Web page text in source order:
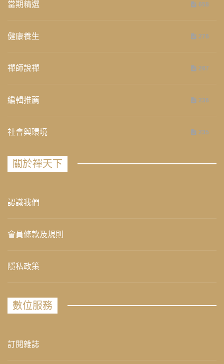
當期精選 658
健康養生 276
禪師說禪 267
編輯推薦 236
社會與環境 235
關於禪天下
認識我們
會員條款及規則
隱私政策
數位服務
訂閱雜誌